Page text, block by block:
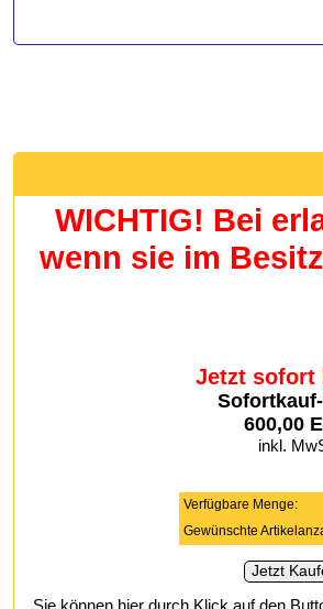
WICHTIG! Bei
wenn sie im
Jetzt sofort
600,00
inkl.
Verfügbare Menge:
Gewünschte
Sie können hier durch Klick auf den